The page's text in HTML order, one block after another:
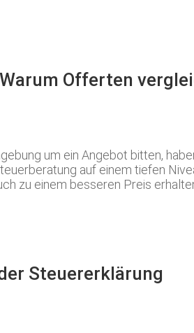
Offerten
um ein Angebot bitten,
auf einem tiefen
zu einem besseren Preis
Steuererklärung